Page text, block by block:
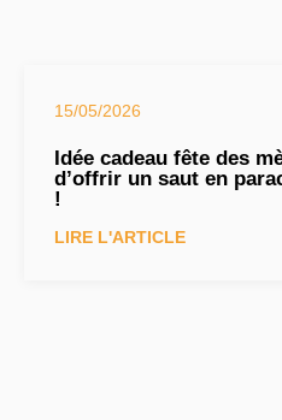
15/05/2026
Idée cadeau fête des
d’offrir un saut en
!
LIRE L'ARTICLE